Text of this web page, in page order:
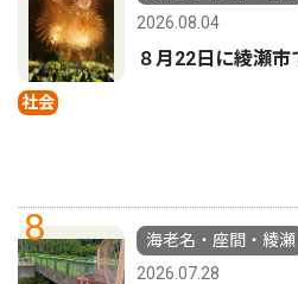
社会
2026.08.04
８月22日に綾瀬
8
海老名・座間・綾瀬
2026.07.28